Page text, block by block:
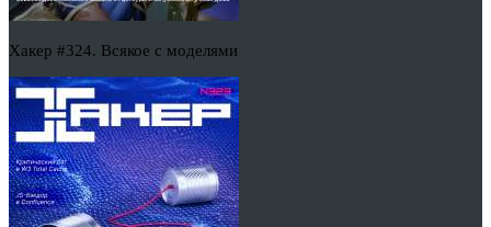
Хакер #324. Всякое с моделями